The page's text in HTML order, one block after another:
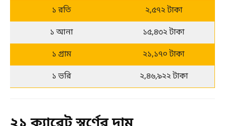
১ রতি
২,৫৭২ টাকা
১ আনা
১৫,৪৩২ টাকা
১ গ্রাম
২১,১৭০ টাকা
১ ভরি
২,৪৬,৯২২ টাকা